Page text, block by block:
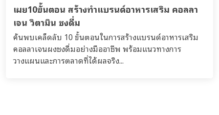
เผย10ขั้นตอน สร้างทำแบรนด์อาหารเสริม คอลลา
เจน วิตามิน ชงดื่ม
ค้นพบเคล็ดลับ 10 ขั้นตอนในการสร้างแบรนด์อาหารเสริม
คอลลาเจนผงชงดื่มอย่างมืออาชีพ พร้อมแนวทางการ
วางแผนและการตลาดที่ได้ผลจริง...